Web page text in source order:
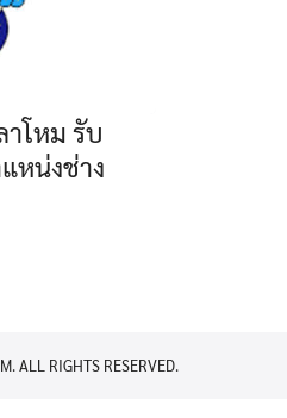
โหม รับ
หน่งช่าง
ALL RIGHTS RESERVED.